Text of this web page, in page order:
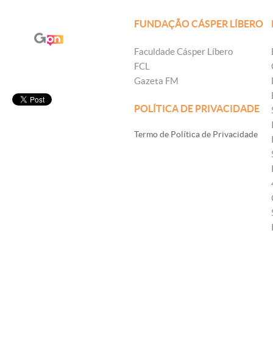
FUNDAÇÃO CÁSPER LÍBERO
Faculdade Cásper Líbero
FCL
Gazeta FM
POLÍTICA DE PRIVACIDADE
Termo de Política de Privacidade